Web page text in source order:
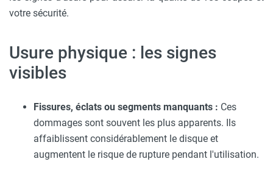
votre sécurité.
Usure physique : les signes
visibles
Fissures, éclats ou segments manquants : Ces
dommages sont souvent les plus apparents. Ils
affaiblissent considérablement le disque et
augmentent le risque de rupture pendant l'utilisation.